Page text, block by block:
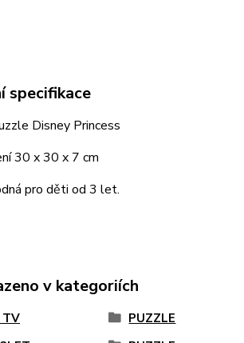
specifikace
Disney Princess
30 x 30 x 7 cm
pro děti od 3 let.
v kategoriích
TV PUZZLE